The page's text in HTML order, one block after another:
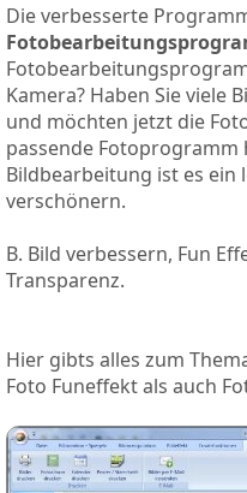
Die verbesserte
Kamera? Haben Sie viele
und möchten jetzt die
passende
Bildbearbeitung ist es ein
verschönern.
B. Bild verbessern, Fun
Transparenz.
Hier gibts alles zum
Foto Funeffekt als auch